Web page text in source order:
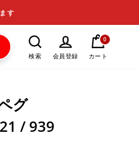
す
検索 会員登録 カート
0
グ
/ 939